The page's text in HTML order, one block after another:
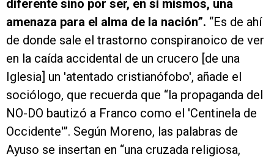
diferente sino por ser, en sí mismos, una
amenaza para el alma de la nación”. “Es de ahí
de donde sale el trastorno conspiranoico de ver
en la caída accidental de un crucero [de una
Iglesia] un 'atentado cristianófobo', añade el
sociólogo, que recuerda que “la propaganda del
NO-DO bautizó a Franco como el 'Centinela de
Occidente'”. Según Moreno, las palabras de
Ayuso se insertan en “una cruzada religiosa,